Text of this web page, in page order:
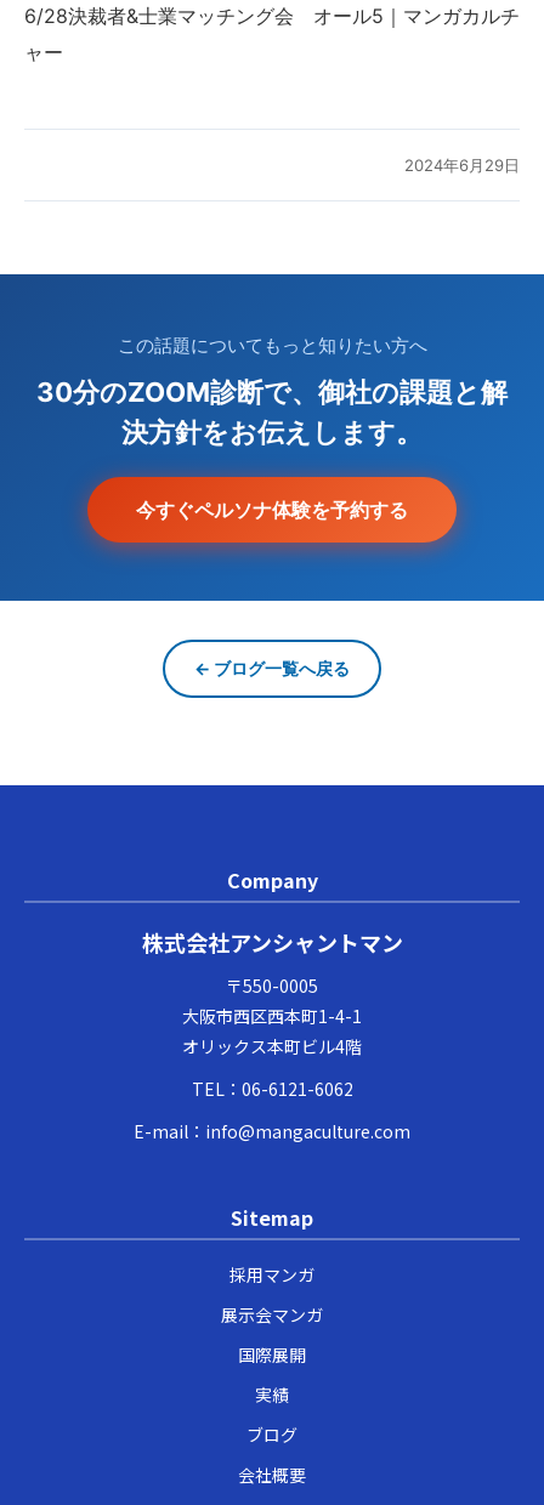
6/28決裁者&士業マッチング会 オール5｜マンガカルチ
ャー
2024年6月29日
この話題についてもっと知りたい方へ
30分のZOOM診断で、御社の課題と解
決方針をお伝えします。
今すぐペルソナ体験を予約する
← ブログ一覧へ戻る
Company
株式会社アンシャントマン
〒550-0005
大阪市西区西本町1-4-1
オリックス本町ビル4階
TEL： 06-6121-6062
E-mail： info@mangaculture.com
Sitemap
採用マンガ
展示会マンガ
国際展開
実績
ブログ
会社概要